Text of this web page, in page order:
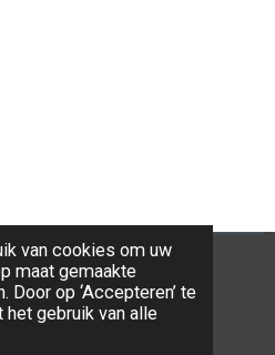
van cookies om uw
maat gemaakte
op ‘Accepteren’ te
het gebruik van alle